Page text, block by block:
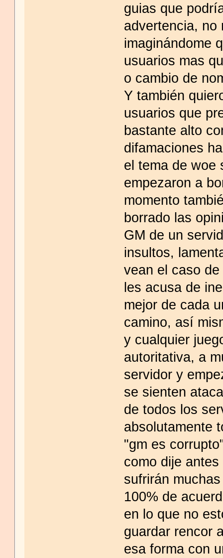
guias que
advertencia, no
imaginándome
usuarios mas
o cambio de
Y también
usuarios que
bastante alto
difamaciones
el tema de woe
empezaron a
momento
borrado las
GM de un
insultos,
vean el caso
les acusa de
mejor de cada
camino, así
y cualquier
autoritativa, a
servidor y
se sienten
de todos los
absolutamente
"gm es
como dije
sufrirán
100% de
en lo que no
guardar rencor
esa forma con